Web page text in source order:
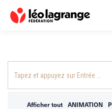
Afficher tout ANIMATION